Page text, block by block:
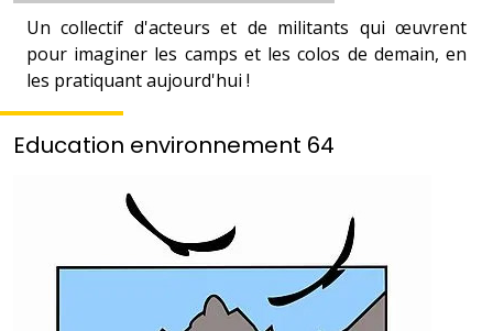
Un collectif d'acteurs et de militants qui œuvrent
pour imaginer les camps et les colos de demain, en
les pratiquant aujourd'hui !
Education environnement 64